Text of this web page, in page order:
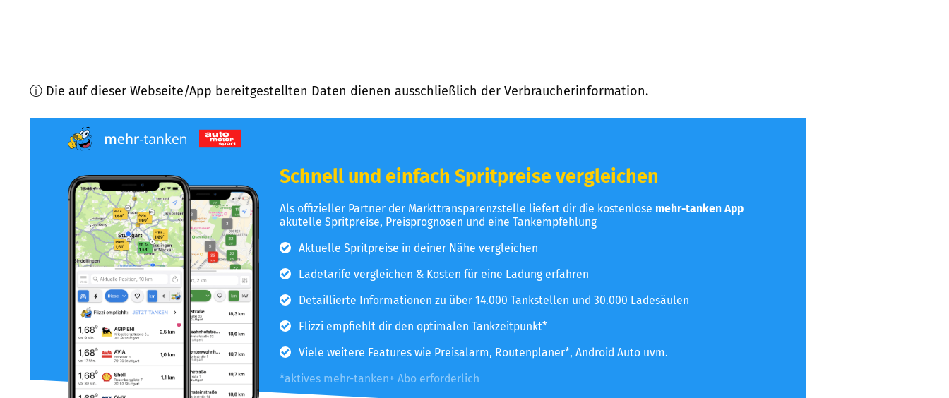
ⓘ Die auf dieser Webseite/App bereitgestellten Daten dienen ausschließlich der Verbraucherinformation.
Schnell und einfach Spritpreise vergleichen
Als offizieller Partner der Markttransparenzstelle liefert dir die kostenlose mehr-tanken App
akutelle Spritpreise, Preisprognosen und eine Tankempfehlung
Aktuelle Spritpreise in deiner Nähe vergleichen
Ladetarife vergleichen & Kosten für eine Ladung erfahren
Detaillierte Informationen zu über 14.000 Tankstellen und 30.000 Ladesäulen
Flizzi empfiehlt dir den optimalen Tankzeitpunkt*
Viele weitere Features wie Preisalarm, Routenplaner*, Android Auto uvm.
*aktives mehr-tanken+ Abo erforderlich